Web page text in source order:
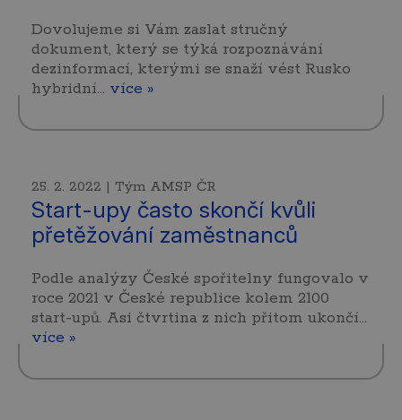
Dovolujeme si Vám zaslat stručný
dokument, který se týká rozpoznávání
dezinformací, kterými se snaží vést Rusko
hybridní… více »
25. 2. 2022 | Tým AMSP ČR
Start-upy často skončí kvůli
přetěžování zaměstnanců
Podle analýzy České spořitelny fungovalo v
roce 2021 v České republice kolem 2100
start-upů. Asi čtvrtina z nich přitom ukončí…
více »